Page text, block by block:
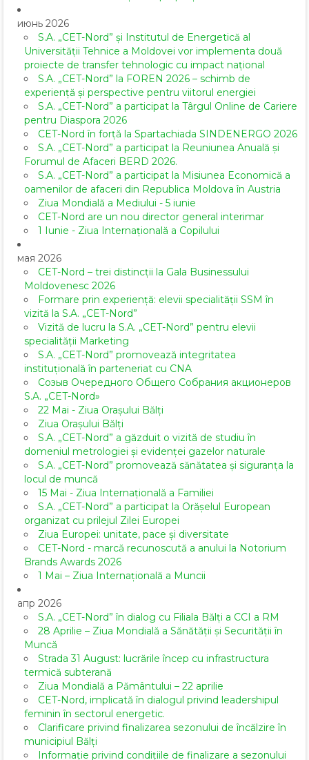
июнь 2026
S.A. „CET-Nord” și Institutul de Energetică al
Universității Tehnice a Moldovei vor implementa două
proiecte de transfer tehnologic cu impact național
S.A. „CET-Nord” la FOREN 2026 – schimb de
experiență și perspective pentru viitorul energiei
S.A. „CET-Nord” a participat la Târgul Online de Cariere
pentru Diaspora 2026
CET-Nord în forță la Spartachiada SINDENERGO 2026
S.A. „CET-Nord” a participat la Reuniunea Anuală și
Forumul de Afaceri BERD 2026.
S.A. „CET-Nord” a participat la Misiunea Economică a
oamenilor de afaceri din Republica Moldova în Austria
Ziua Mondială a Mediului - 5 iunie
CET-Nord are un nou director general interimar
1 Iunie - Ziua Internațională a Copilului
мая 2026
CET-Nord – trei distincții la Gala Businessului
Moldovenesc 2026
Formare prin experiență: elevii specialității SSM în
vizită la S.A. „CET-Nord”
Vizită de lucru la S.A. „CET-Nord” pentru elevii
specialității Marketing
S.A. „CET-Nord” promovează integritatea
instituțională în parteneriat cu CNA
Созыв Очередного Общего Собрания акционеров
S.A. „CET-Nord»
22 Mai - Ziua Orașului Bălți
Ziua Orașului Bălți
S.A. „CET-Nord” a găzduit o vizită de studiu în
domeniul metrologiei și evidenței gazelor naturale
S.A. „CET-Nord” promovează sănătatea și siguranța la
locul de muncă
15 Mai - Ziua Internațională a Familiei
S.A. „CET-Nord” a participat la Orășelul European
organizat cu prilejul Zilei Europei
Ziua Europei: unitate, pace și diversitate
CET-Nord - marcă recunoscută a anului la Notorium
Brands Awards 2026
1 Mai – Ziua Internațională a Muncii
апр 2026
S.A. „CET-Nord” în dialog cu Filiala Bălți a CCI a RM
28 Aprilie – Ziua Mondială a Sănătății și Securității în
Muncă
Strada 31 August: lucrările încep cu infrastructura
termică subterană
Ziua Mondială a Pământului – 22 aprilie
CET-Nord, implicată în dialogul privind leadershipul
feminin în sectorul energetic.
Clarificare privind finalizarea sezonului de încălzire în
municipiul Bălți
Informație privind condițiile de finalizare a sezonului